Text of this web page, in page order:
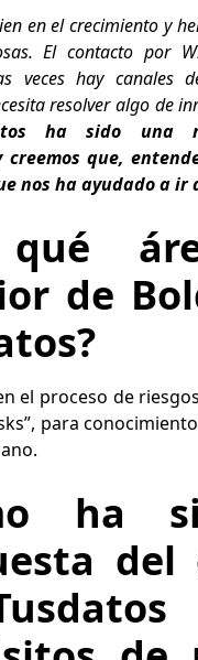
en el crecimiento y
El contacto por
veces hay canales
resolver algo de
ha sido una
que,
nos ha ayudado a ir
qué
de
el proceso de
para
ha
del